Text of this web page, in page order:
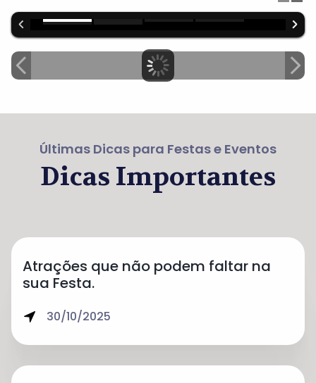
Últimas Dicas para Festas e Eventos
Dicas Importantes
Atrações que não podem faltar na
sua Festa.
30/10/2025